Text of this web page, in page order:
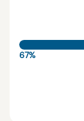
67%